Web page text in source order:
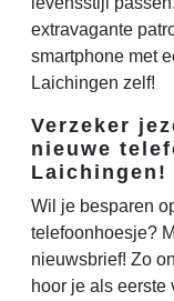
extravagante
smartphone met
Laichingen zelf!
Verzeker
nieuwe
Laichingen!
Wil je besparen
telefoonhoesje?
nieuwsbrief! Zo
hoor je als eerste